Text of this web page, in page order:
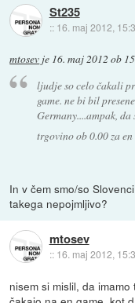
St235
:: 16. maj 2012,
mtosev je 16. maj 2012 ob
ljudje so celo čakali
game. ne bi bil
Germany....ampak,
trgovino ob 0.00 za
In v čem smo/so
takega nepojmljivo?
mtosev
:: 16. maj 2012,
nisem si mislil, da